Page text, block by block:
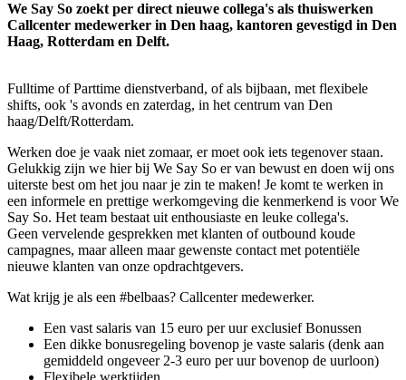
We Say So zoekt per direct nieuwe collega's als thuiswerken
Callcenter medewerker in Den haag, kantoren gevestigd in Den
Haag, Rotterdam en Delft.
Fulltime of Parttime dienstverband, of als bijbaan, met flexibele
shifts, ook 's avonds en zaterdag, in het centrum van Den
haag/Delft/Rotterdam.
Werken doe je vaak niet zomaar, er moet ook iets tegenover staan.
Gelukkig zijn we hier bij We Say So er van bewust en doen wij ons
uiterste best om het jou naar je zin te maken! Je komt te werken in
een informele en prettige werkomgeving die kenmerkend is voor We
Say So. Het team bestaat uit enthousiaste en leuke collega's.
Geen vervelende gesprekken met klanten of outbound koude
campagnes, maar alleen maar gewenste contact met potentiële
nieuwe klanten van onze opdrachtgevers.
Wat krijg je als een #belbaas? Callcenter medewerker.
Een vast salaris van 15 euro per uur exclusief Bonussen
Een dikke bonusregeling bovenop je vaste salaris (denk aan
gemiddeld ongeveer 2-3 euro per uur bovenop de uurloon)
Flexibele werktijden